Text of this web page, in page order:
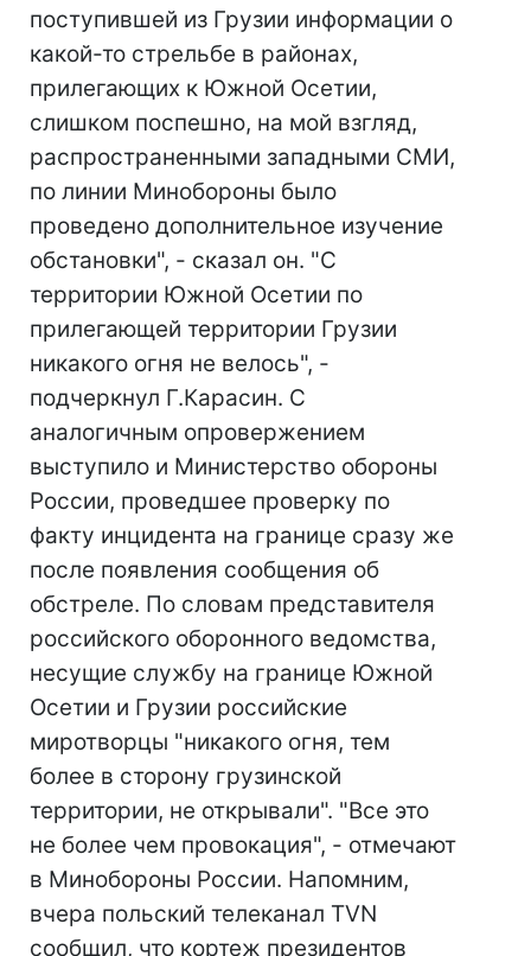
поступившей из Грузии информации о
какой-то стрельбе в районах,
прилегающих к Южной Осетии,
слишком поспешно, на мой взгляд,
распространенными западными СМИ,
по линии Минобороны было
проведено дополнительное изучение
обстановки", - сказал он. "С
территории Южной Осетии по
прилегающей территории Грузии
никакого огня не велось", -
подчеркнул Г.Карасин. С
аналогичным опровержением
выступило и Министерство обороны
России, проведшее проверку по
факту инцидента на границе сразу же
после появления сообщения об
обстреле. По словам представителя
российского оборонного ведомства,
несущие службу на границе Южной
Осетии и Грузии российские
миротворцы "никакого огня, тем
более в сторону грузинской
территории, не открывали". "Все это
не более чем провокация", - отмечают
в Минобороны России. Напомним,
вчера польский телеканал TVN
сообщил, что кортеж президентов